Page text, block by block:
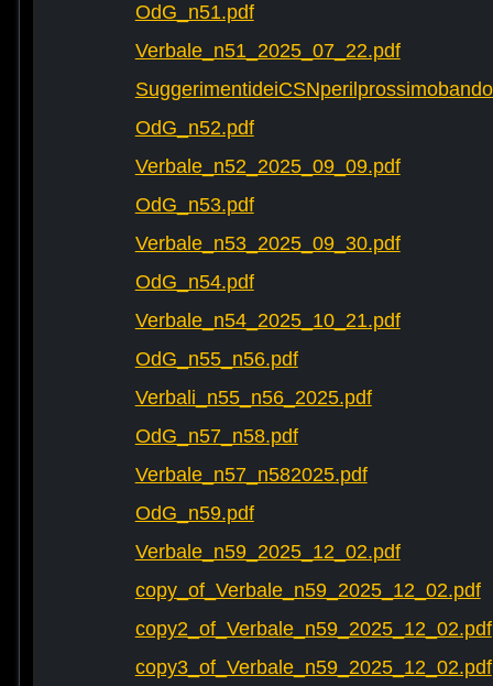
OdG_n51.pdf
Verbale_n51_2025_07_22.pdf
OdG_n52.pdf
Verbale_n52_2025_09_09.pdf
OdG_n53.pdf
Verbale_n53_2025_09_30.pdf
OdG_n54.pdf
Verbale_n54_2025_10_21.pdf
OdG_n55_n56.pdf
Verbali_n55_n56_2025.pdf
OdG_n57_n58.pdf
Verbale_n57_n582025.pdf
OdG_n59.pdf
Verbale_n59_2025_12_02.pdf
copy_of_Verbale_n59_2025_12_02.pdf
copy2_of_Verbale_n59_2025_12_02.pdf
copy3_of_Verbale_n59_2025_12_02.pdf